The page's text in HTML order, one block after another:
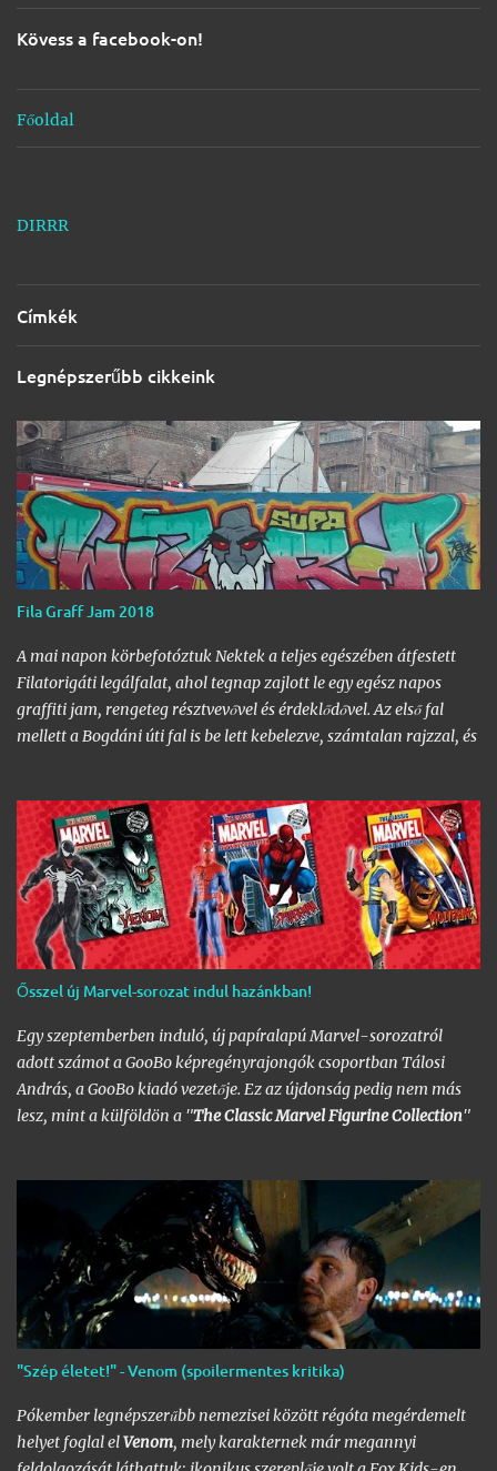
s
k
Kövess a facebook-on!
Főoldal
DIRRR
Címkék
Legnépszerűbb cikkeink
Fila Graff Jam 2018
A mai napon körbefotóztuk Nektek a teljes egészében átfestett
Filatorigáti legálfalat, ahol tegnap zajlott le egy egész napos
graffiti jam, rengeteg résztvevővel és érdeklődővel. Az első fal
mellett a Bogdáni úti fal is be lett kebelezve, számtalan rajzzal, és
graffiti jam rajzaival!
Ősszel új Marvel-sorozat indul hazánkban!
Egy szeptemberben induló, új papíralapú Marvel-sorozatról
adott számot a GooBo képregényrajongók csoportban Tálosi
András, a GooBo kiadó vezetője. Ez az újdonság pedig nem más
lesz, mint a külföldön a "The Classic Marvel Figurine Collection"
életpályájáról, egy róla mintázott ólomfigurával együtt.
Hazánkban már volt hasonló kaliberű próbálkozás a DC
figurákkal, de az a kísérlet hamar kudarcba fulladt, és kaszálták
a sorozatot. A kiadó ezúttal is az Eaglemoss lesz, a megjelenésre
pedig már nem is kell olyan sokat várnunk, alig néhány hét
múlva már a polcunkon tudhatjuk az első darabot. Az eredeti
sorozat 200 számot élt meg, ami azért nem kevés figurát jelent;
lehet készíteni hozzá az üres polcokat, melyek átrendezése már
így is folyamatosan borsot tör a képregényrajongók orra alá,
hála a Nagy DC- ésMarvel-Képregénygyűjteményegyre
nagyobb helyet igénylő …
"Szép életet!" - Venom (spoilermentes kritika)
Pókember legnépszerűbb nemezisei között régóta megérdemelt
helyet foglal elVenom, mely karakternek már megannyi